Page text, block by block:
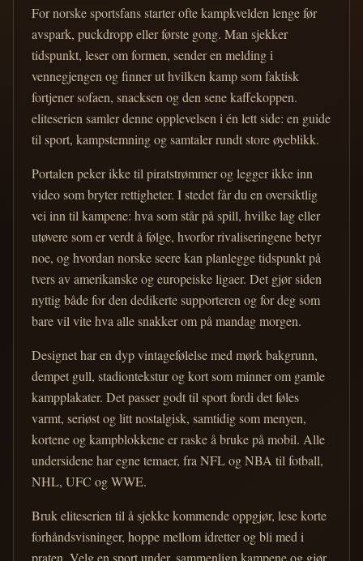
For norske sportsfans starter ofte kampkvelden lenge før
avspark, puckdropp eller første gong. Man sjekker
tidspunkt, leser om formen, sender en melding i
vennegjengen og finner ut hvilken kamp som faktisk
fortjener sofaen, snacksen og den sene kaffekoppen.
eliteserien samler denne opplevelsen i én lett side: en guide
til sport, kampstemning og samtaler rundt store øyeblikk.
Portalen peker ikke til piratstrømmer og legger ikke inn
video som bryter rettigheter. I stedet får du en oversiktlig
vei inn til kampene: hva som står på spill, hvilke lag eller
utøvere som er verdt å følge, hvorfor rivaliseringene betyr
noe, og hvordan norske seere kan planlegge tidspunkt på
tvers av amerikanske og europeiske ligaer. Det gjør siden
nyttig både for den dedikerte supporteren og for deg som
bare vil vite hva alle snakker om på mandag morgen.
Designet har en dyp vintagefølelse med mørk bakgrunn,
dempet gull, stadiontekstur og kort som minner om gamle
kampplakater. Det passer godt til sport fordi det føles
varmt, seriøst og litt nostalgisk, samtidig som menyen,
kortene og kampblokkene er raske å bruke på mobil. Alle
undersidene har egne temaer, fra NFL og NBA til fotball,
NHL, UFC og WWE.
Bruk eliteserien til å sjekke kommende oppgjør, lese korte
forhåndsvisninger, hoppe mellom idretter og bli med i
praten. Velg en sport under, sammenlign kampene og gjør